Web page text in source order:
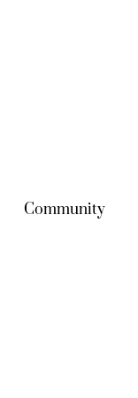
(current)
Community